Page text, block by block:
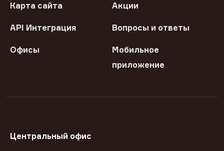
Карта сайта Акции
API Интеграция Вопросы и ответы
Офисы
Мобильное
приложение
Центральный офис